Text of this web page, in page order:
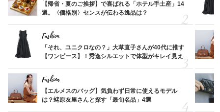
【帰省・夏のご挨拶】で喜ばれる「ホテル手土産」14
選。〈価格別〉センスが伝わる逸品は？
Fashion
「それ、ユニクロなの？」大草直子さんが40代に推す
【ワンピース】！秀逸シルエットで体型がキレイ見え
Fashion
【エルメスのバッグ】気負わず日常に使えるモデル
は？蛯原友里さんと探す「最旬名品」4選